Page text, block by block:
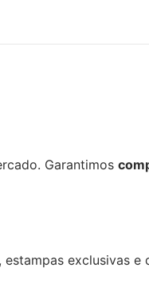
Garantimos
exclusivas